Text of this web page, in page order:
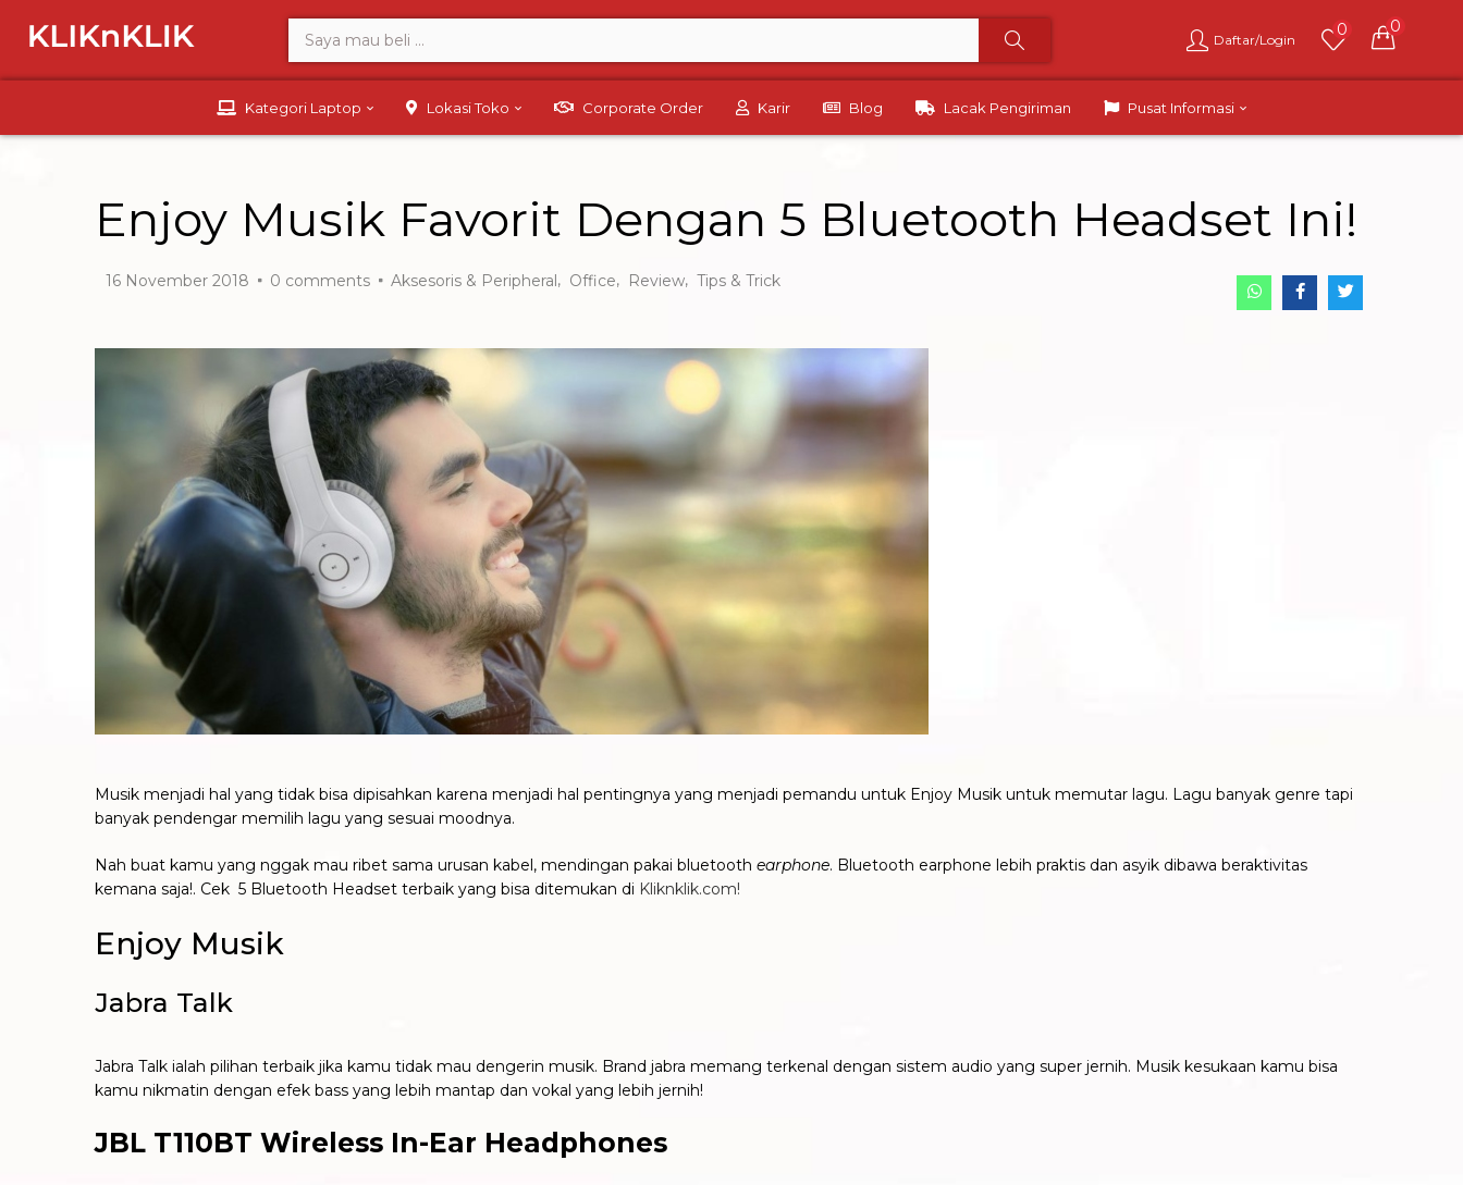
Daftar/Login
0 0
Kategori Laptop Lokasi Toko Corporate Order Karir Blog Lacak Pengiriman Pusat Informasi
Enjoy Musik Favorit Dengan 5 Bluetooth Headset Ini!
16 November 2018 0 comments Aksesoris & Peripheral, Office, Review, Tips & Trick
Musik menjadi hal yang tidak bisa dipisahkan karena menjadi hal pentingnya yang menjadi pemandu untuk Enjoy Musik untuk memutar lagu. Lagu banyak genre tapi
banyak pendengar memilih lagu yang sesuai moodnya.
Nah buat kamu yang nggak mau ribet sama urusan kabel, mendingan pakai bluetooth earphone. Bluetooth earphone lebih praktis dan asyik dibawa beraktivitas
kemana saja!. Cek 5 Bluetooth Headset terbaik yang bisa ditemukan di Kliknklik.com!
Enjoy Musik
Jabra Talk
Jabra Talk ialah pilihan terbaik jika kamu tidak mau dengerin musik. Brand jabra memang terkenal dengan sistem audio yang super jernih. Musik kesukaan kamu bisa
kamu nikmatin dengan efek bass yang lebih mantap dan vokal yang lebih jernih!
JBL T110BT Wireless In-Ear Headphones